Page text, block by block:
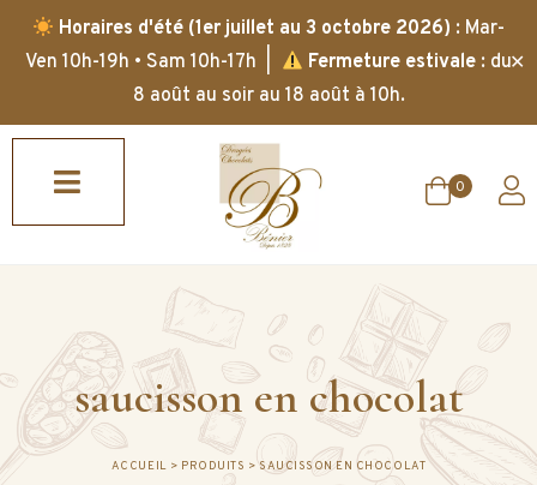
Horaires d'été (1er juillet au 3 octobre 2026) : Mar-
Ven 10h-19h • Sam 10h-17h |
Fermeture estivale: du
8 août au soir au 18 août à 10h.
✕
0
saucisson en chocolat
ACCUEIL > PRODUITS >SAUCISSON EN CHOCOLAT